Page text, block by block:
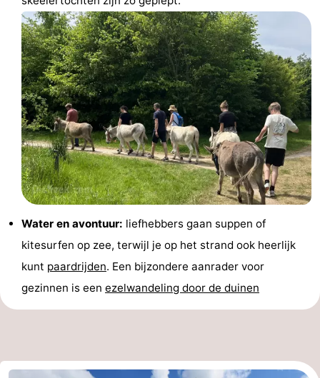
Water en avontuur: liefhebbers gaan suppen of
kitesurfen op zee, terwijl je op het strand ook heerlijk
kunt paardrijden. Een bijzondere aanrader voor
gezinnen is een ezelwandeling door de duinen